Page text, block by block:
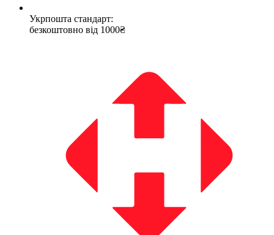
Укрпошта стандарт:
безкоштовно від 1000₴